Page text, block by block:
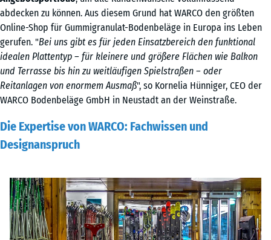
abdecken zu können. Aus diesem Grund hat WARCO den größten
Online-Shop für Gummigranulat-Bodenbeläge in Europa ins Leben
gerufen. "Bei uns gibt es für jeden Einsatzbereich den funktional
idealen Plattentyp – für kleinere und größere Flächen wie Balkon
und Terrasse bis hin zu weitläufigen Spielstraßen – oder
Reitanlagen von enormem Ausmaß", so Kornelia Hünniger, CEO der
WARCO Bodenbeläge GmbH in Neustadt an der Weinstraße.
Die Expertise von WARCO: Fachwissen und
Designanspruch